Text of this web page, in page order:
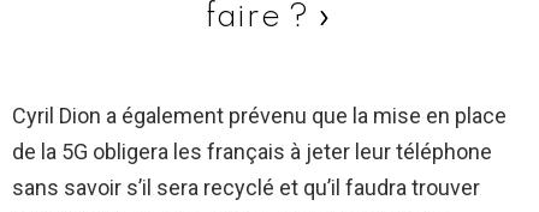
faire ? »
Cyril Dion a également prévenu que la mise en place
de la 5G obligera les français à jeter leur téléphone
sans savoir s’il sera recyclé et qu’il faudra trouver